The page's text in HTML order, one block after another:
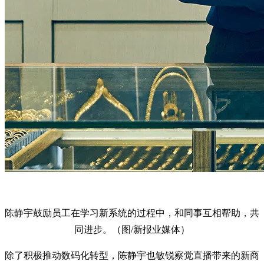
陈静宇鼓励员工在学习新系统的过程中，和同事互相帮助，共
同进步。（图/新报业媒体）
除了积极推动数码化转型，陈静宇也敏锐察觉直播带来的新商